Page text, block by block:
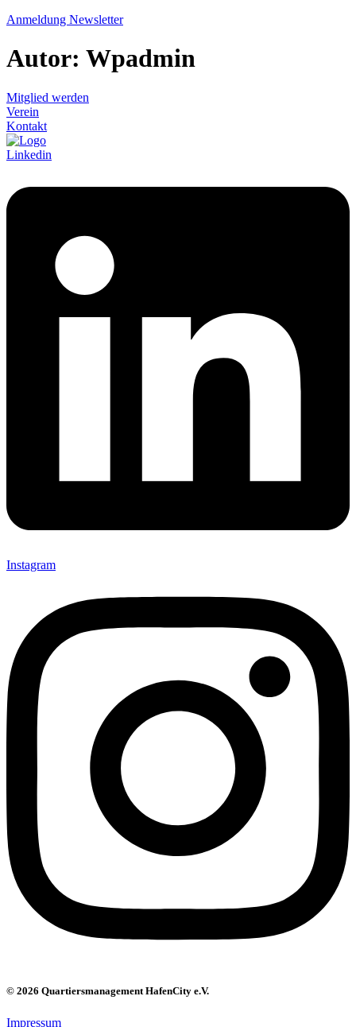
Anmeldung Newsletter
Autor: Wpadmin
Mitglied werden
Verein
Kontakt
Linkedin
Instagram
© 2026 Quartiersmanagement HafenCity e.V.
Impressum